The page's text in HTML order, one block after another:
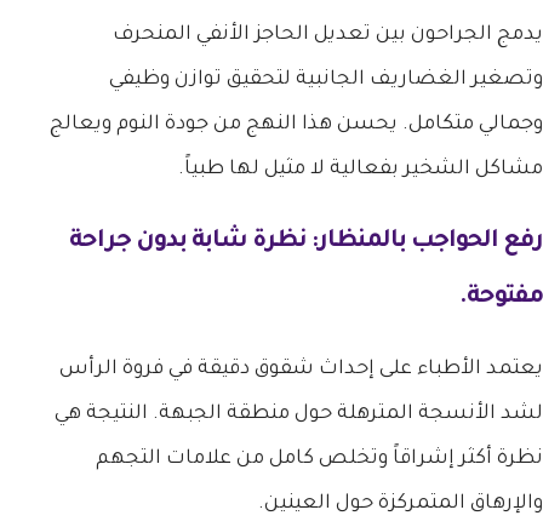
يدمج الجراحون بين تعديل الحاجز الأنفي المنحرف
وتصغير الغضاريف الجانبية لتحقيق توازن وظيفي
وجمالي متكامل. يحسن هذا النهج من جودة النوم ويعالج
مشاكل الشخير بفعالية لا مثيل لها طبياً.
رفع الحواجب بالمنظار: نظرة شابة بدون جراحة
مفتوحة.
يعتمد الأطباء على إحداث شقوق دقيقة في فروة الرأس
لشد الأنسجة المترهلة حول منطقة الجبهة. النتيجة هي
نظرة أكثر إشراقاً وتخلص كامل من علامات التجهم
والإرهاق المتمركزة حول العينين.